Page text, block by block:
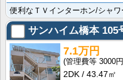
サンハイム橋本105
7.1万円
3000円
2DK
43.47㎡